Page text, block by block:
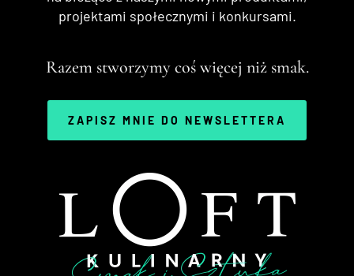
projektami społecznymi i konkursami.
Razem stworzymy coś więcej niż smak.
ZAPISZ MNIE DO NEWSLETTERA